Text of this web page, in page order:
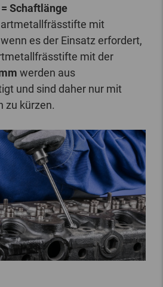
Schaftlänge
mit
es der Einsatz erfordert,
mit der
werden aus
und sind daher nur mit
zu kürzen.